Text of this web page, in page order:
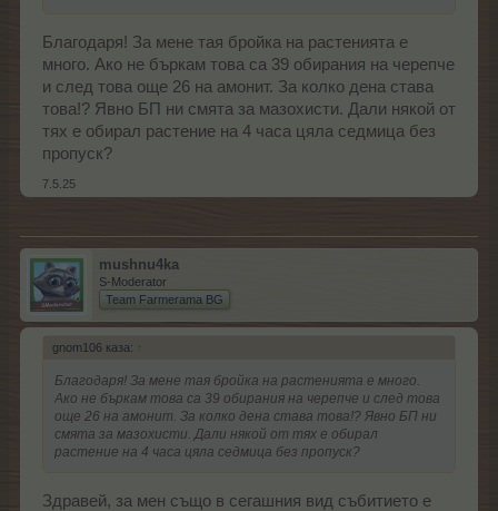
Благодаря! За мене тая бройка на растенията е
много. Ако не бъркам това са 39 обирания на черепче
и след това още 26 на амонит. За колко дена става
това!? Явно БП ни смята за мазохисти. Дали някой от
тях е обирал растение на 4 часа цяла седмица без
пропуск?
7.5.25
mushnu4ka
S-Moderator
Team Farmerama BG
gnom106 каза: ↑
Благодаря! За мене тая бройка на растенията е много.
Ако не бъркам това са 39 обирания на черепче и след това
още 26 на амонит. За колко дена става това!? Явно БП ни
смята за мазохисти. Дали някой от тях е обирал
растение на 4 часа цяла седмица без пропуск?
Здравей, за мен също в сегашния вид събитието е